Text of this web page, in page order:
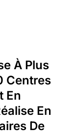
À Plus
Centres
En
En
De